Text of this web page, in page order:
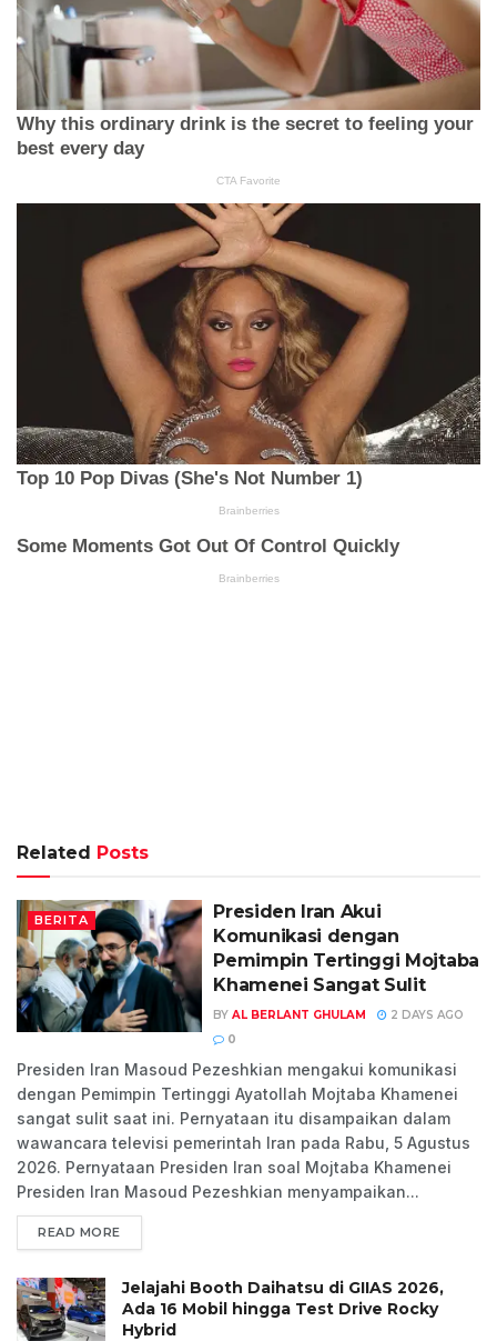
Related Posts
BERITA
Presiden Iran Akui
Komunikasi dengan
Pemimpin Tertinggi Mojtaba
Khamenei Sangat Sulit
BY AL BERLANT GHULAM
2 DAYS AGO
0
Presiden Iran Masoud Pezeshkian mengakui komunikasi
dengan Pemimpin Tertinggi Ayatollah Mojtaba Khamenei
sangat sulit saat ini. Pernyataan itu disampaikan dalam
wawancara televisi pemerintah Iran pada Rabu, 5 Agustus
2026. Pernyataan Presiden Iran soal Mojtaba Khamenei
Presiden Iran Masoud Pezeshkian menyampaikan...
READ MORE
Jelajahi Booth Daihatsu di GIIAS 2026,
Ada 16 Mobil hingga Test Drive Rocky
Hybrid